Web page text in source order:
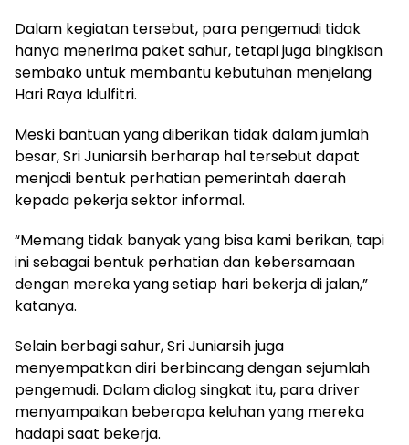
Dalam kegiatan tersebut, para pengemudi tidak
hanya menerima paket sahur, tetapi juga bingkisan
sembako untuk membantu kebutuhan menjelang
Hari Raya Idulfitri.
Meski bantuan yang diberikan tidak dalam jumlah
besar, Sri Juniarsih berharap hal tersebut dapat
menjadi bentuk perhatian pemerintah daerah
kepada pekerja sektor informal.
“Memang tidak banyak yang bisa kami berikan, tapi
ini sebagai bentuk perhatian dan kebersamaan
dengan mereka yang setiap hari bekerja di jalan,”
katanya.
Selain berbagi sahur, Sri Juniarsih juga
menyempatkan diri berbincang dengan sejumlah
pengemudi. Dalam dialog singkat itu, para driver
menyampaikan beberapa keluhan yang mereka
hadapi saat bekerja.